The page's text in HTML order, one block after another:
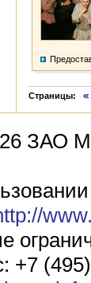
Страницы:
ЗАО
+7